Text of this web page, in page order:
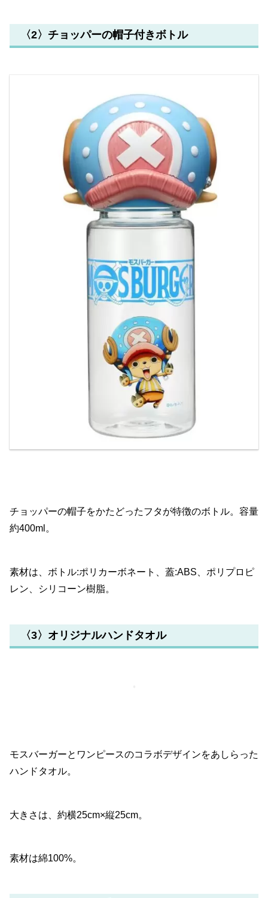
〈2〉チョッパーの帽子付きボトル
チョッパーの帽子をかたどったフタが特徴のボトル。容量
約400ml。
素材は、ボトル:ポリカーボネート、蓋:ABS、ポリプロピ
レン、シリコーン樹脂。
〈3〉オリジナルハンドタオル
モスバーガーとワンピースのコラボデザインをあしらった
ハンドタオル。
大きさは、約横25cm×縦25cm。
素材は綿100%。